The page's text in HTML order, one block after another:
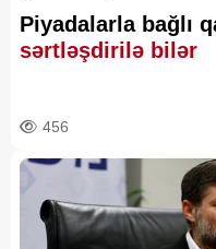
Piyadalarla bağlı
sərtləşdirilə bilər
456